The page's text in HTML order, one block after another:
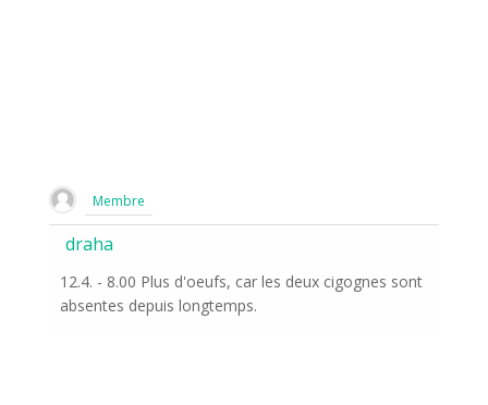
Membre
draha
12.4. - 8.00 Plus d'oeufs, car les deux cigognes sont
absentes depuis longtemps.